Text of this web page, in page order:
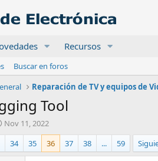
Recursos
Buscar en foros
Reparación de TV y equipos de
Tool
F
e
h
Nov 11, 2022
34 35 36 37 38 ... 59